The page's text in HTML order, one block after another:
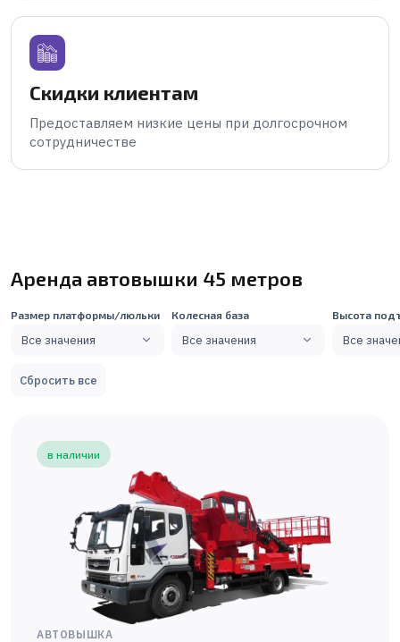
Скидки клиентам
Предоставляем низкие цены при долгосрочном
сотрудничестве
Аренда автовышки 45 метров
Размер платформы/люльки
Все значения
Колесная база
Все значения
Высота
Все
Сбросить все
в наличии
АВТОВЫШКА